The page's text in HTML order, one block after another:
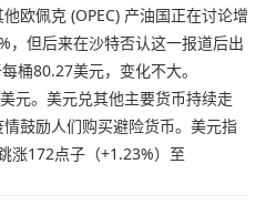
欧佩克 (OPEC) 产油国正在讨论增
，但后来在沙特否认这一报道后出
桶80.27美元，变化不大。
元。美元兑其他主要货币持续走
鼓励人们购买避险货币。美元指
涨172点子（+1.23%）至